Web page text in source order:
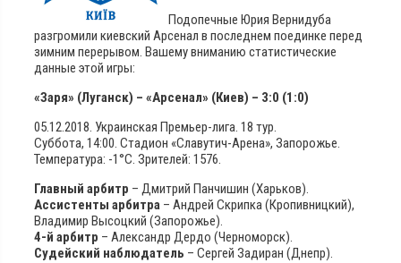
Подопечные Юрия Вернидуба
разгромили киевский Арсенал в последнем поединке перед
зимним перерывом. Вашему вниманию статистические
данные этой игры:
«Заря» (Луганск) – «Арсенал» (Киев) – 3:0 (1:0)
05.12.2018. Украинская Премьер-лига. 18 тур.
Суббота, 14:00. Стадион «Славутич-Арена», Запорожье.
Температура: -1°С. Зрителей: 1576.
Главный арбитр – Дмитрий Панчишин (Харьков).
Ассистенты арбитра – Андрей Скрипка (Кропивницкий),
Владимир Высоцкий (Запорожье).
4-й арбитр – Александр Дердо (Черноморск).
Судейский наблюдатель – Сергей Задиран (Днепр).